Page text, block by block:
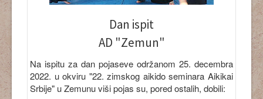
Dan ispit
AD "Zemun"
Na ispitu za dan pojaseve održanom 25. decembra
2022. u okviru "22. zimskog aikido seminara Aikikai
Srbije" u Zemunu viši pojas su, pored ostalih, dobili: